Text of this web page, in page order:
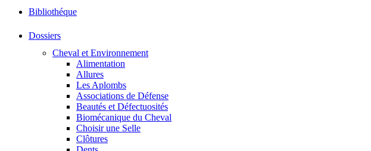
Bibliothéque
Dossiers
Cheval et Environnement
Alimentation
Allures
Les Aplombs
Associations de Défense
Beautés et Défectuosités
Biomécanique du Cheval
Choisir une Selle
Clôtures